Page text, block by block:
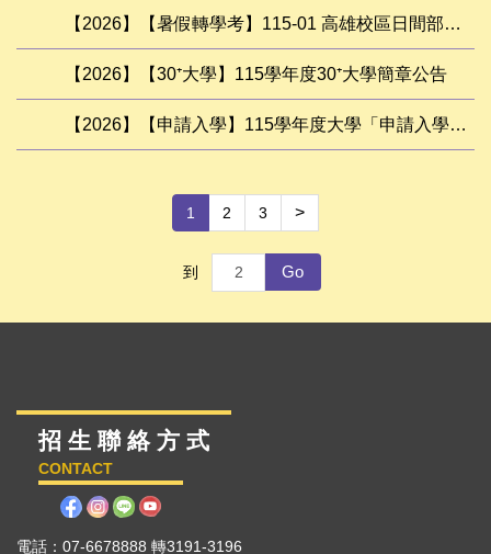
【2026】【暑假轉學考】115-01 高雄校區日間部學士班轉學考簡章
【2026】【30⁺大學】115學年度30⁺大學簡章公告
【2026】【申請入學】115學年度大學「申請入學」招生考試甄試錄取名單
1 2 3 >
到 Go
招 生 聯 絡 方 式
CONTACT
電話：07-6678888 轉3191-3196